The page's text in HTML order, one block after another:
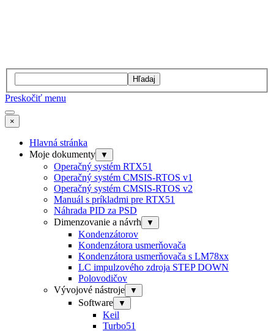
Hľadaj
Preskočiť menu
×
Hlavná stránka
Moje dokumenty
▼
Operačný systém RTX51
Operačný systém CMSIS-RTOS v1
Operačný systém CMSIS-RTOS v2
Manuál s príkladmi pre RTX51
Náhrada PID za PSD
Dimenzovanie a návrh
▼
Kondenzátorov
Kondenzátora usmerňovača
Kondenzátora usmerňovača s LM78xx
LC impulzového zdroja STEP DOWN
Polovodičov
Vývojové nástroje
▼
Software ▼
Keil
Turbo51